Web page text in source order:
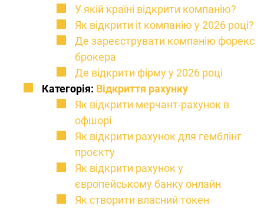
У якій країні відкрити компанію?
Як відкрити it компанію у 2026 році?
Де зареєструвати компанію форекс
брокера
Де відкрити фірму у 2026 році
Категорія: Відкриття рахунку
Як відкрити мерчант-рахунок в
офшорі
Як відкрити рахунок для гемблінг
проєкту
Як відкрити рахунок у
європейському банку онлайн
Як створити власний токен